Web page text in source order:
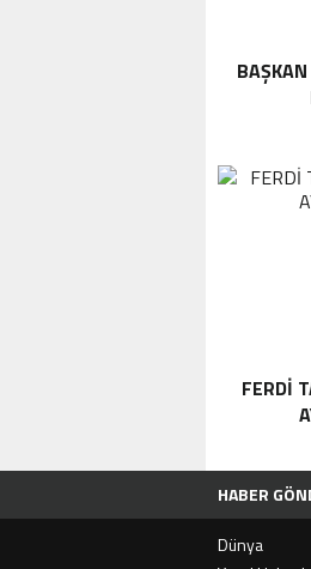
FERDI
HABER
Dünya